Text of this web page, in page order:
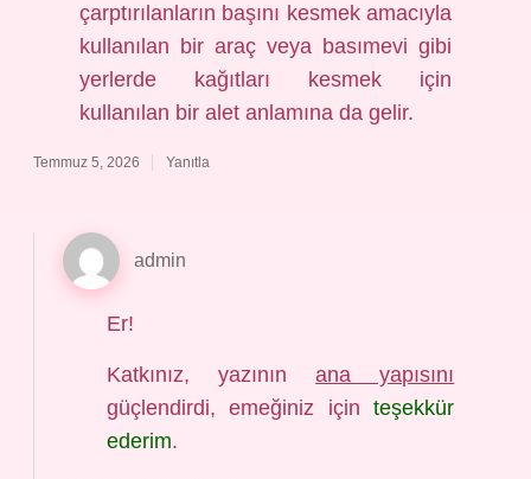
çarptırılanların başını kesmek amacıyla
kullanılan bir araç veya basımevi gibi
yerlerde kağıtları kesmek için
kullanılan bir alet anlamına da gelir.
Temmuz 5, 2026 Yanıtla
admin
Er!
Katkınız, yazınınana yapısını
güçlendirdi, emeğiniz içinteşekkür
ederim.